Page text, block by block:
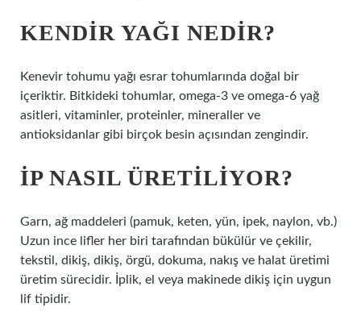
KENDIR YAĞI NEDIR?
Kenevir tohumu yağı esrar tohumlarında doğal bir
içeriktir. Bitkideki tohumlar, omega-3 ve omega-6 yağ
asitleri, vitaminler, proteinler, mineraller ve
antioksidanlar gibi birçok besin açısından zengindir.
İP NASIL ÜRETILIYOR?
Garn, ağ maddeleri (pamuk, keten, yün, ipek, naylon, vb.)
Uzun ince lifler her biri tarafından bükülür ve çekilir,
tekstil, dikiş, dikiş, örgü, dokuma, nakış ve halat üretimi
üretim sürecidir. İplik, el veya makinede dikiş için uygun
lif tipidir.